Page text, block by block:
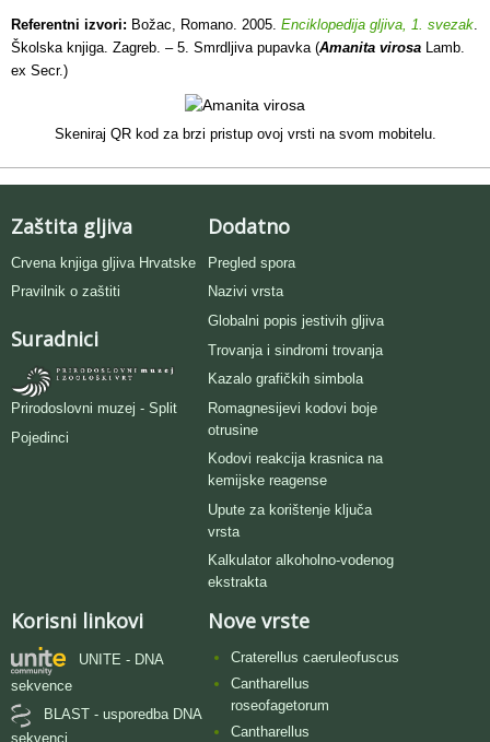
Referentni izvori: Božac, Romano. 2005. Enciklopedija gljiva, 1. svezak.
Školska knjiga. Zagreb. – 5. Smrdljiva pupavka (Amanita virosa Lamb.
ex Secr.)
Skeniraj QR kod za brzi pristup ovoj vrsti na svom mobitelu.
Zaštita gljiva
Crvena knjiga gljiva Hrvatske
Pravilnik o zaštiti
Suradnici
Prirodoslovni muzej - Split
Pojedinci
Dodatno
Pregled spora
Nazivi vrsta
Globalni popis jestivih gljiva
Trovanja i sindromi trovanja
Kazalo grafičkih simbola
Romagnesijevi kodovi boje
otrusine
Kodovi reakcija krasnica na
kemijske reagense
Upute za korištenje ključa
vrsta
Kalkulator alkoholno-vodenog
ekstrakta
Korisni linkovi
UNITE - DNA
sekvence
BLAST - usporedba DNA
sekvenci
Nove vrste
Craterellus caeruleofuscus
Cantharellus
roseofagetorum
Cantharellus